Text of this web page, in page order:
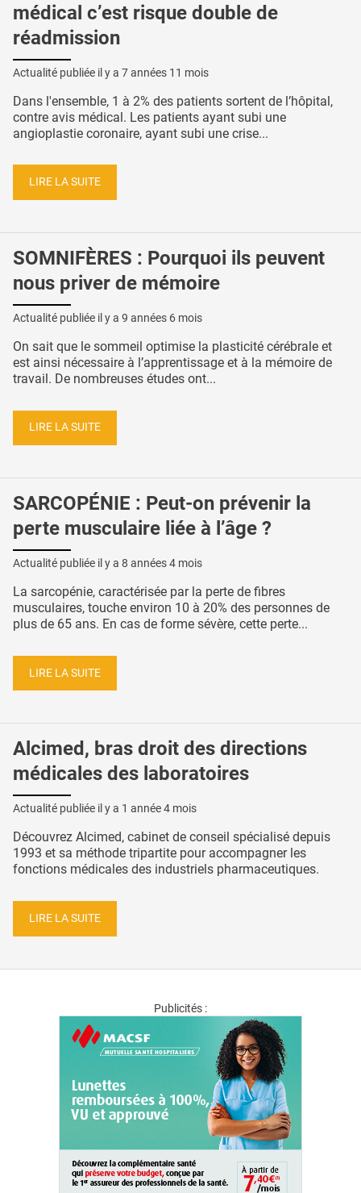
médical c’est risque double de
réadmission
Actualité publiée il y a 7 années 11 mois
Dans l'ensemble, 1 à 2% des patients sortent de l’hôpital,
contre avis médical. Les patients ayant subi une
angioplastie coronaire, ayant subi une crise...
LIRE LA SUITE
SOMNIFÈRES : Pourquoi ils peuvent
nous priver de mémoire
Actualité publiée il y a 9 années 6 mois
On sait que le sommeil optimise la plasticité cérébrale et
est ainsi nécessaire à l’apprentissage et à la mémoire de
travail. De nombreuses études ont...
LIRE LA SUITE
SARCOPÉNIE : Peut-on prévenir la
perte musculaire liée à l’âge ?
Actualité publiée il y a 8 années 4 mois
La sarcopénie, caractérisée par la perte de fibres
musculaires, touche environ 10 à 20% des personnes de
plus de 65 ans. En cas de forme sévère, cette perte...
LIRE LA SUITE
Alcimed, bras droit des directions
médicales des laboratoires
Actualité publiée il y a 1 année 4 mois
Découvrez Alcimed, cabinet de conseil spécialisé depuis
1993 et sa méthode tripartite pour accompagner les
fonctions médicales des industriels pharmaceutiques.
LIRE LA SUITE
Publicités :